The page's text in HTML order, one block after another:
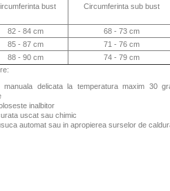
bust Circumferinta sub bust
82 - 84 cm 68 - 73 cm
85 - 87 cm 71 - 76 cm
88 - 90 cm 74 - 79 cm
manuala delicata la temperatura maxim 30
inalbitor
uscat sau chimic
automat sau in apropierea surselor de